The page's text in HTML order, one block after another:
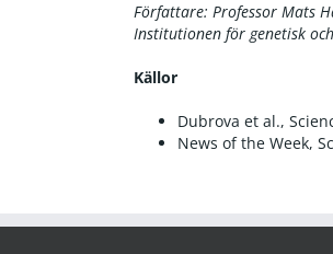
Författare: Professor Mats
Institutionen för genetisk
Källor
Dubrova et al.,
News of the Week,